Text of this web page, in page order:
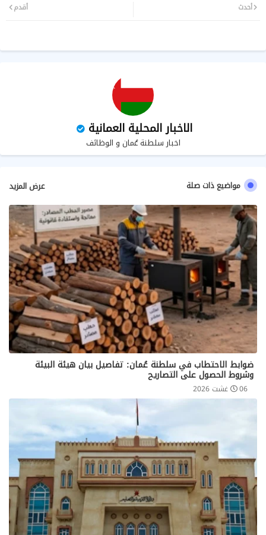
ب
أحدث أقدم
الاخبار المحلية العمانية
اخبار سلطنة عُمان و الوظائف
مواضيع ذات صلة عرض المزيد
ضوابط الاحتطاب في سلطنة عُمان: تفاصيل بيان هيئة البيئة
وشروط الحصول على التصاريح
06 غشت 2026